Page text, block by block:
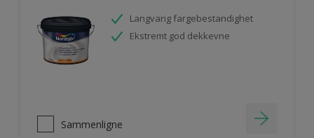
Langvarig fargebestandighet
Ekstremt god dekkevne
Sammenligne